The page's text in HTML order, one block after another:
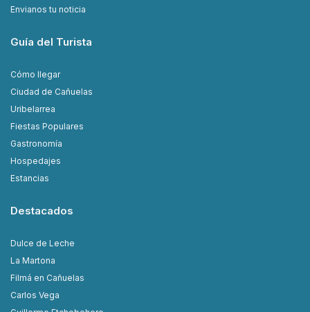
Envianos tu noticia
Guía del Turista
Cómo llegar
Ciudad de Cañuelas
Uribelarrea
Fiestas Populares
Gastronomía
Hospedajes
Estancias
Destacados
Dulce de Leche
La Martona
Filmá en Cañuelas
Carlos Vega